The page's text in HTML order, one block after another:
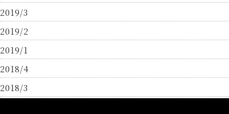
2019/3
2019/2
2019/1
2018/4
2018/3